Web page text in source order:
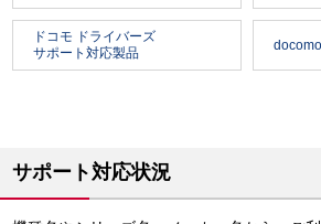
ドコモ ドライバーズ
サポート対応製品
サポート対応状況